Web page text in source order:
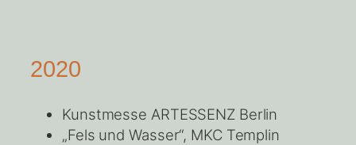
2020
Kunstmesse ARTESSENZ Berlin
„Fels und Wasser“, MKC Templin